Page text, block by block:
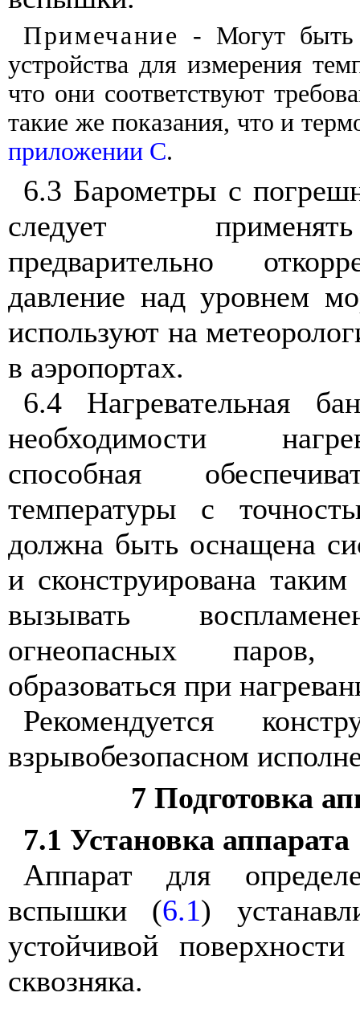
Примечание - Могут быть
устройства для измерения
что они соответствуют
такие же показания, что и
приложении С.
6.3 Барометры с
следует
применять
предварительно
давление над уровнем
используют на
в аэропортах.
6.4 Нагревательная
необходимости
способная
температуры
с
должна быть оснащена
и сконструирована таким
вызывать
огнеопасных
паров
образоваться при
Рекомендуется
взрывобезопасном
7 Подготовка
7.1 Установка аппарата
Аппарат
для
вспышки (6.1)
устойчивой
поверхности
сквозняка.